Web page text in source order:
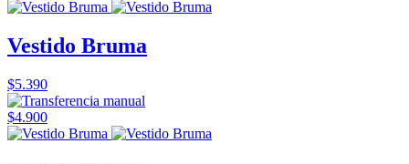
Vestido Bruma
$5.390
$4.900